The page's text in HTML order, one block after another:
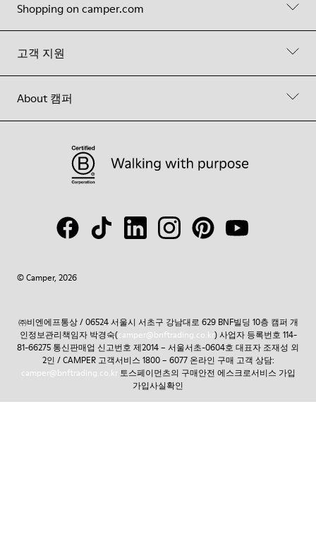
Shopping on camper.com
고객 지원
About 캠퍼
© Camper, 2026
㈜비엔에프통상 / 06524 서울시 서초구 강남대로 629 BNF빌딩 10층 캠퍼 개
인정보관리책임자 박경숙(camper@bnftrading.co.kr) 사업자 등록번호 114-
81-66275 통신판매업 신고번호 제2014 – 서울서초-0604호 대표자 조재성 외
2인 / CAMPER 고객서비스 1800 – 6077 온라인 구매 고객 상담:
camper@bnftrading.co.kr토스페이먼츠의 구매안전 에스크로서비스 가입
가입사실확인